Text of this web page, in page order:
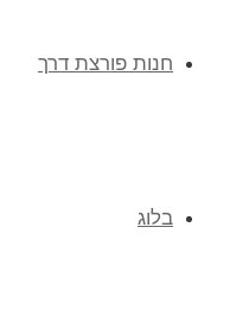
חנות פורצת דרך
בלוג